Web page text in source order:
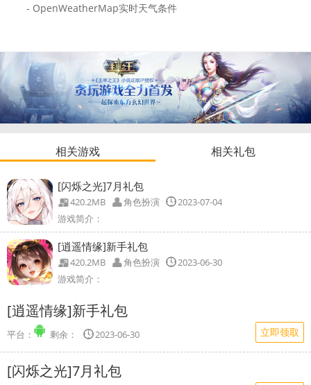
- OpenWeatherMap实时天气条件
相关游戏 相关礼包
[闪烁之光]7月礼包
420.2MB 角色扮演
2023-07-04
游戏简介：
礼包内容：
钻石*100.探宝券*1.金币*30000
使用方法：
左上角头像-系统设置-礼包兑换-输入礼包码兑换-道具发放至背包
开始时间：2023-07-01 22:02:27 结束时间：2023-07-31 22:02:29
...
[逍遥情缘]新手礼包
420.2MB 角色扮演
2023-06-30
游戏简介：
随机宝石*5.重生丹*10.人物修炼果*10.伙伴修炼果*10.大碗桂花羹*1.大
使用方法：
进入游戏-长安城地图-节日使者npc-礼包兑换-输入兑换码进行兑换
开始时间：2023-06-28 09:19:04 结束时间：2024-12-31 09:19:05
[逍遥情缘]新手礼包
平台： 剩余： 2023-06-30 立即领取
[闪烁之光]7月礼包